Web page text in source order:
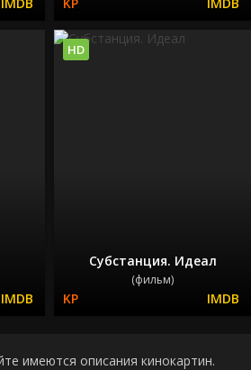
Субстанция. Идеал
(фильм)
HD
имеются описания кинокартин.